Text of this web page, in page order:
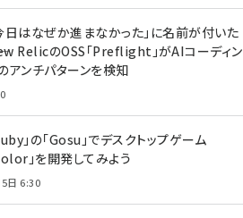
日はなぜか進まなかった」に名前が付いた
RelicのOSS「Preflight」がAIコーディン
アンチパターンを検知
」の「Gosu」でデスクトップゲーム
」を開発してみよう
日 6:30